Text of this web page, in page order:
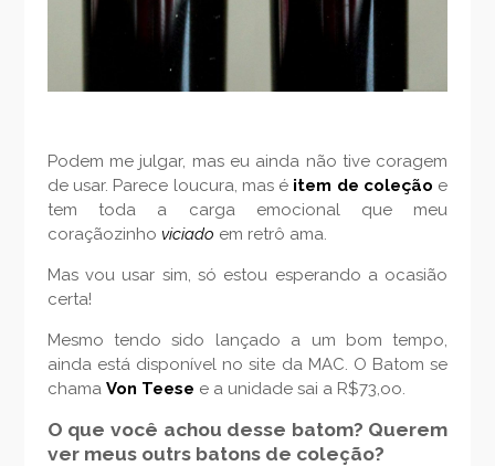
Podem me julgar, mas eu ainda não tive coragem
de usar. Parece loucura, mas é item de coleção e
tem toda a carga emocional que meu
coraçãozinho viciado em retrô ama.
Mas vou usar sim, só estou esperando a ocasião
certa!
Mesmo tendo sido lançado a um bom tempo,
ainda está disponível no site da MAC. O Batom se
chama Von Teese e a unidade sai a R$73,oo.
O que você achou desse batom? Querem
ver meus outrs batons de coleção?